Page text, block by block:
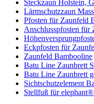
Steckzaun Holstein,
Lärmschutzzaun
Pfosten für Zaunfeld
Anschlusspfosten für
Eckpfosten für
Zaunfeld Bambooline
Batu Line Zaunbrett
Batu Line Zaunbrett
Sichtschutzelement
Stellfuß für